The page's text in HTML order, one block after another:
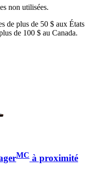
non utilisées.
de plus de 50 $ aux États
de 100 $ au Canada.
MC à proximité